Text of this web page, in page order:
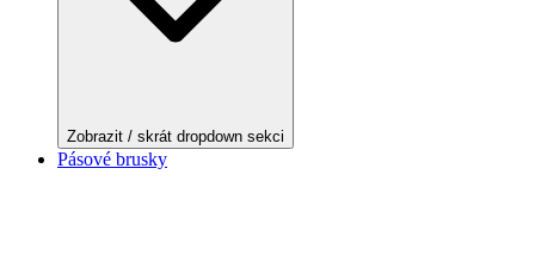
Zobrazit / skrát dropdown sekci
Pásové brusky